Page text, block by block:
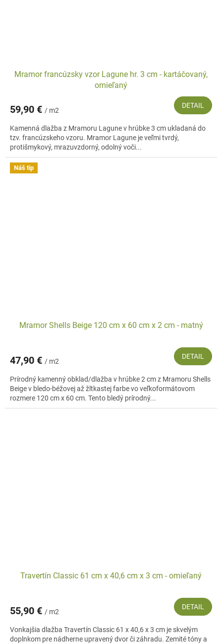
Mramor francúzsky vzor Lagune hr. 3 cm - kartáčovaný,
omieľaný
59,90 € / m2
DETAIL
Kamenná dlažba z Mramoru Lagune v hrúbke 3 cm ukladaná do
tzv. francúzskeho vzoru. Mramor Lagune je veľmi tvrdý,
protišmykový, mrazuvzdorný, odolný voči...
Náš tip
Mramor Shells Beige 120 cm x 60 cm x 2 cm - matný
47,90 € / m2
DETAIL
Prírodný kamenný obklad/dlažba v hrúbke 2 cm z Mramoru Shells
Beige v bledo-béžovej až žltkastej farbe vo veľkoformátovom
rozmere 120 cm x 60 cm. Tento bledý prírodný...
Travertín Classic 61 cm x 40,6 cm x 3 cm - omieľaný
55,90 € / m2
DETAIL
Vonkajšia dlažba Travertín Classic 61 x 40,6 x 3 cm je skvelým
doplnkom pre nádherne upravený dvor či záhradu. Zemité tóny a